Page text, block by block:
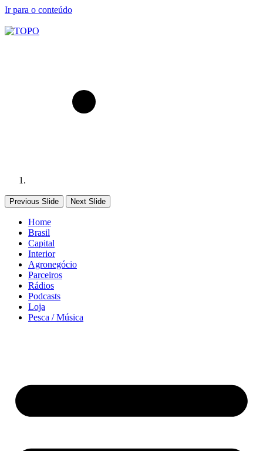
Ir para o conteúdo
Previous Slide Next Slide
Home
Brasil
Capital
Interior
Agronegócio
Parceiros
Rádios
Podcasts
Loja
Pesca / Música